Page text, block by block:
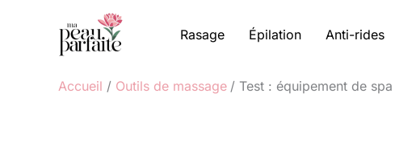
Rasage Épilation Anti-rides
Accueil Outils de massage Test : équipement de